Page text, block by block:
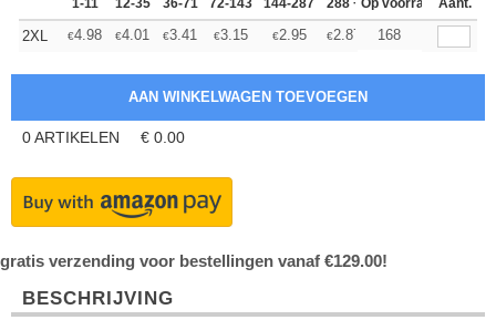
1-11 12-35 36-71 72-143 144-287 288 + Meer
Op voorraadAant.
2XL €4.98 €4.01 €3.41 €3.15 €2.95 €2.87 +
168
0ARTIKELEN € 0.00
gratis verzending voor bestellingen vanaf €129.00!
BESCHRIJVING